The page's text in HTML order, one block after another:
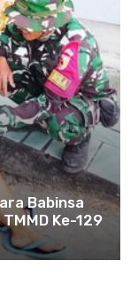
Babinsa
Ke-129